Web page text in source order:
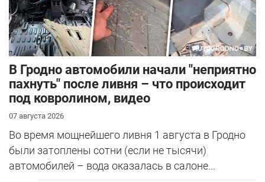
В Гродно автомобили начали "неприятно
пахнуть" после ливня – что происходит
под ковролином, видео
07 августа 2026
Во время мощнейшего ливня 1 августа в Гродно
были затоплены сотни (если не тысячи)
автомобилей – вода оказалась в салоне...